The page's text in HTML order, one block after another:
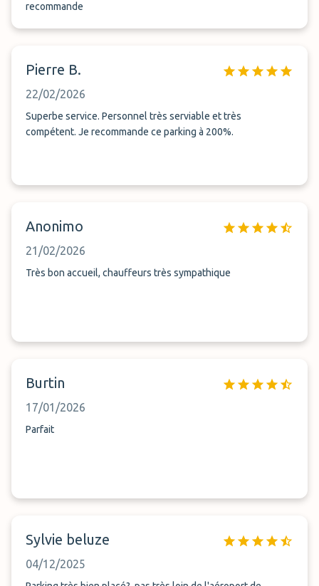
recommande
Pierre B.
22/02/2026
Superbe service. Personnel très serviable et très
compétent. Je recommande ce parking à 200%.
Anonimo
21/02/2026
Très bon accueil, chauffeurs très sympathique
Burtin
17/01/2026
Parfait
Sylvie beluze
04/12/2025